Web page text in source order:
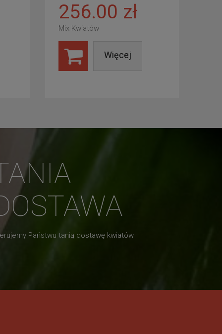
256.00 zł
Mix Kwiatów
Więcej
Państwu tanią dostawę kwiatów